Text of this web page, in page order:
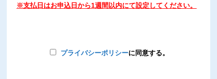
※支払日はお申込日から1週間以内にて設定してください。
プライバシーポリシーに同意する。